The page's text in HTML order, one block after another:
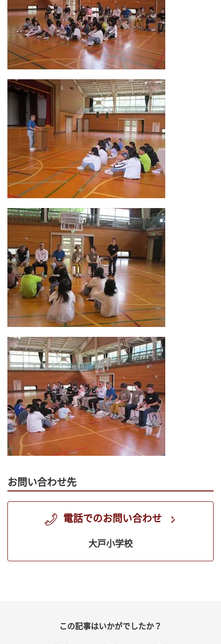
お問い合わせ先
電話でのお問い合わせ
大戸小学校
この記事はいかがでしたか？